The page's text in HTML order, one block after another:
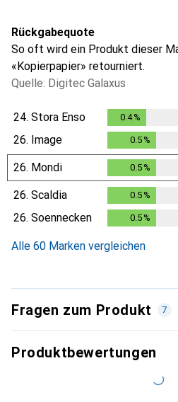
Rückgabequote
So oft wird ein Produkt dieser
«Kopierpapier» retourniert.
Quelle: Digitec Galaxus
24. Stora Enso 0.4%
26. Image 0.5 %
26. Mondi 0.5 %
26. Scaldia 0.5 %
26. Soennecken 0.5 %
Alle 60 Marken vergleichen
Fragen zum Produkt 7
Produktbewertungen